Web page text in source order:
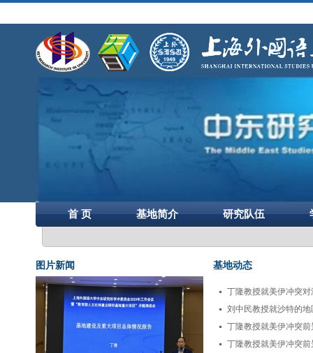
首 页 基地简介 研究队伍
图片新闻 基地动态
丁隆教授就美伊冲突
刘中民教授就沙特的
丁隆教授就美伊冲突
丁隆教授就美伊冲突